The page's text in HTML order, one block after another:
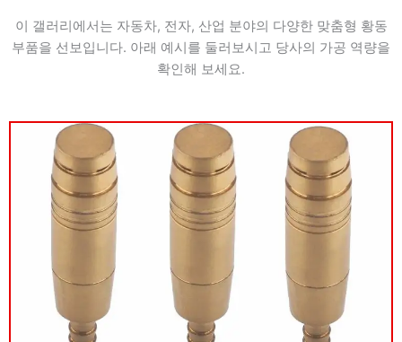
이 갤러리에서는 자동차, 전자, 산업 분야의 다양한 맞춤형 황동
부품을 선보입니다. 아래 예시를 둘러보시고 당사의 가공 역량을
확인해 보세요.